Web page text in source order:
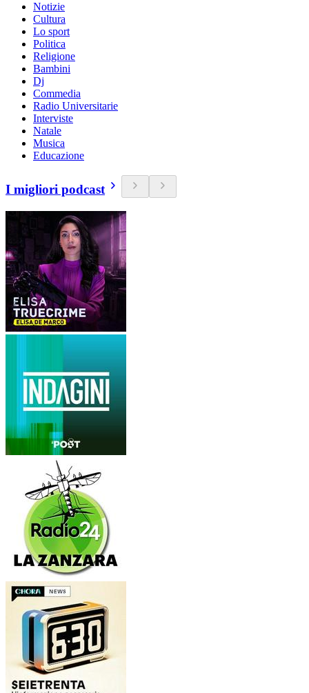
Notizie
Cultura
Lo sport
Politica
Religione
Bambini
Dj
Commedia
Radio Universitarie
Interviste
Natale
Musica
Educazione
I migliori podcast